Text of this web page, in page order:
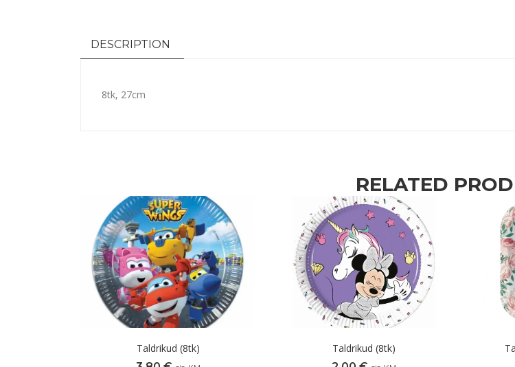
DESCRIPTION
8tk, 27cm
RELATED
Taldrikud (8tk)
Taldrikud (8tk)